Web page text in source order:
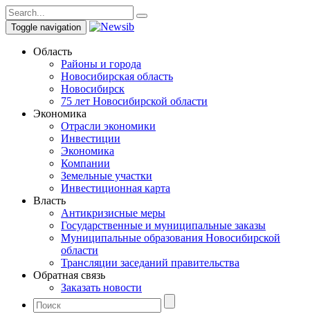
Toggle navigation
Область
Районы и города
Новосибирская область
Новосибирск
75 лет Новосибирской области
Экономика
Отрасли экономики
Инвестиции
Экономика
Компании
Земельные участки
Инвестиционная карта
Власть
Антикризисные меры
Государственные и муниципальные заказы
Муниципальные образования Новосибирской
области
Трансляции заседаний правительства
Обратная связь
Заказать новости